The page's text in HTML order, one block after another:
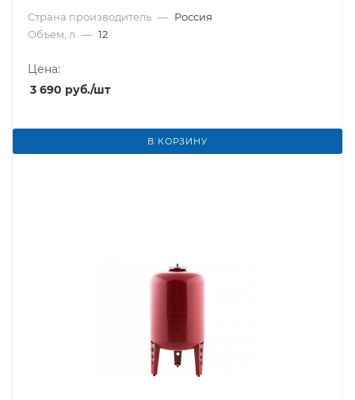
Страна производитель — Россия
Объем, л — 12
Цена:
3 690 руб./шт
В КОРЗИНУ